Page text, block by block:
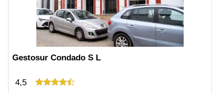
Gestosur Condado S L
4,5